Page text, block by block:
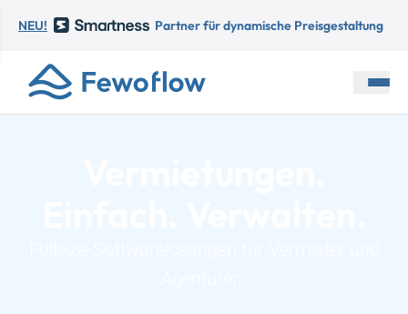
NEU! Partner für dynamische Preisgestaltung